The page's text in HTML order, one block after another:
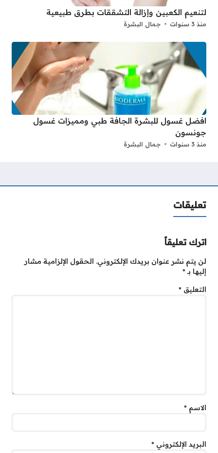
لتنعيم الكعبين وإزالة التشققات بطرق طبيعية
منذ 3 سنوات جمال البشرة
افضل غسول للبشرة الجافة طبي ومميزات غسول
جونسون
منذ 3 سنوات جمال البشرة
تعليقات
اترك تعليقاً
لن يتم نشر عنوان بريدك الإلكتروني. الحقول الإلزامية مشار
إليها بـ*
التعليق *
الاسم *
البريد الإلكتروني *